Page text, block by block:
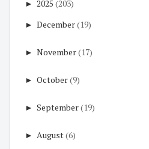
► 2025 (203)
► December(19)
► November(17)
► October(9)
► September(19)
► August(6)